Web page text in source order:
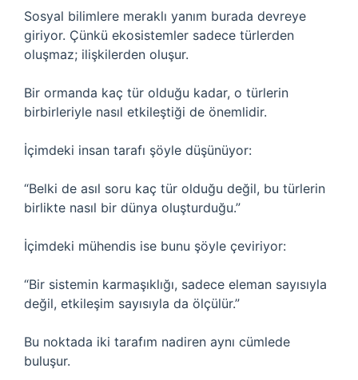
Sosyal bilimlere meraklı yanım burada devreye
giriyor. Çünkü ekosistemler sadece türlerden
oluşmaz; ilişkilerden oluşur.
Bir ormanda kaç tür olduğu kadar, o türlerin
birbirleriyle nasıl etkileştiği de önemlidir.
İçimdeki insan tarafı şöyle düşünüyor:
“Belki de asıl soru kaç tür olduğu değil, bu türlerin
birlikte nasıl bir dünya oluşturduğu.”
İçimdeki mühendis ise bunu şöyle çeviriyor:
“Bir sistemin karmaşıklığı, sadece eleman sayısıyla
değil, etkileşim sayısıyla da ölçülür.”
Bu noktada iki tarafım nadiren aynı cümlede
buluşur.